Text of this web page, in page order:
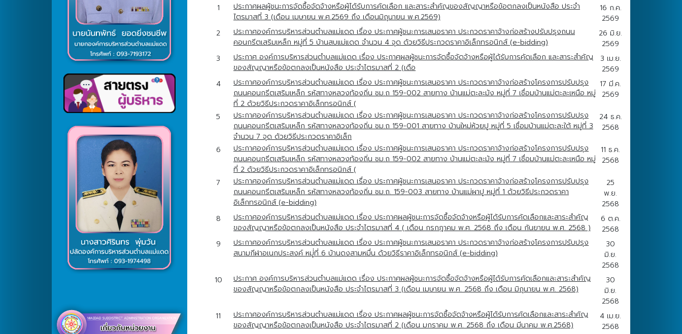
1
ประกาศผลผู้ชนะการจัดซื้อจัดจ้างหรือผู้ได้รับการคัดเลือก และสาระสำคัญของสัญญาหรือข้อตกลงเป็นหนังสือ ประจำ
ไตรมาสที่ 3 (เดือน เมษายน พ.ศ.2569 ถึง เดือนมิถุนายน พ.ศ.2569)
16 ก.ค.
2569
2
ประกาศองค์การบริหารส่วนตำบลแม่แดด เรื่อง ประกาศผู้ชนะการเสนอราคา ประกวดราคาจ้างก่อสร้างปรับปรุงถนน
คอนกรีตเสริมเหล็ก หมู่ที่ 5 บ้านสบแม่แดด จำนวน 4 จุด ด้วยวิธีประกวดราคาอิเล็กทรอนิกส์ (e-bidding)
26 มิ.ย.
2569
3
ประกาศ องค์การบริหารส่วนตำบลแม่แดด เรื่อง ประกาศผลผู้ชนะการจัดซื้อจัดจ้างหรือผู้ได้รับการคัดเลือก และสาระสำคัญ
ของสัญญาหรือข้อตกลงเป็นหนังสือ ประจำไตรมาสที่ 2 (เดือ
3 เม.ย.
2569
4
ประกาศองค์การบริหารส่วนตำบลแม่แดด เรื่อง ประกาศผู้ชนะการเสนอราคา ประกวดราคาจ้างก่อสร้างโครงการปรับปรุง
ถนนคอนกรีตเสริมเหล็ก รหัสทางหลวงท้องถิ่น ชม.ถ 159-002 สายทาง บ้านแม่ตะละม้ง หมู่ที่ 7 เชื่อมบ้านแม่ตะละเหนือ หมู่
ที่ 2 ด้วยวิธีประกวดราคาอิเล็กทรอนิกส์ (
17 มี.ค.
2569
5
ประกาศองค์การบริหารส่วนตำบลแม่แดด เรื่อง ประกาศผู้ชนะการเสนอราคา ประกวดราคาจ้างก่อสร้างโครงการปรับปรุง
ถนนคอนกรีตเสริมเหล็ก รหัสทางหลวงท้องถิ่น ชม.ถ 159-001 สายทาง บ้านใหม่ห้วยปู หมู่ที่ 5 เชื่อมบ้านแม่ตะละใต้ หมู่ที่ 3
จำนวน 7 จุด ด้วยวิธีประกวดราคาอิเล็ก
24 ธ.ค.
2568
6
ประกาศองค์การบริหารส่วนตำบลแม่แดด เรื่อง ประกาศผู้ชนะการเสนอราคา ประกวดราคาจ้างก่อสร้างโครงการปรับปรุง
ถนนคอนกรีตเสริมเหล็ก รหัสทางหลวงท้องถิ่น ชม.ถ 159-002 สายทาง บ้านแม่ตะละม้ง หมู่ที่ 7 เชื่อมบ้านแม่ตะละเหนือ หมู่
ที่ 2 ด้วยวิธีประกวดราคาอิเล็กทรอนิกส์ (
11 ธ.ค.
2568
7
ประกาศองค์การบริหารส่วนตำบลแม่แดด เรื่อง ประกาศผู้ชนะการเสนอราคา ประกวดราคาจ้างก่อสร้างโครงการปรับปรุง
ถนนคอนกรีตเสริมเหล็ก รหัสทางหลวงท้องถิ่น ชม.ถ. 159-003 สายทาง บ้านแม่ผาปู หมู่ที่ 1 ด้วยวิธีประกวดราคา
อิเล็กทรอนิกส์ (e-bidding)
25
พ.ย.
2568
8
ประกาศองค์การบริหารส่วนตำบลแม่แดด เรื่อง ประกาศผลผู้ชนะการจัดซื้อจัดจ้างหรือผู้ได้รับการคัดเลือกและสาระสำคัญ
ของสัญญาหรือข้อตกลงเป็นหนังสือ ประจำไตรมาสที่ 4 ( เดือน กรกฎาคม พ.ศ. 2568 ถึง เดือน กันยายน พ.ศ. 2568 )
6 ต.ค.
2568
9
ประกาศองค์การบริหารส่วนตำบลแม่แดด เรื่อง ประกาศผู้ชนะการเสนอราคา ประกวดราคาจ้างก่อสร้างโครงการปรับปรุง
สนามกีฬาอเนกประสงค์ หมู่่ที่ 6 บ้านดงสามหมื่น ด้วยวิธีราคาอิเล็กทรอนิกส์ (e-bidding)
30
มิ.ย.
2568
10
ประกาศ องค์การบริหารส่วนตำบลแม่แดด เรื่อง ประกาศผลผู้ชนะการจัดซื้อจัดจ้างหรือผู้ได้รับการคัดเลือกและสาระสำคัญ
ของสัญญาหรือข้อตกลงเป็นหนังสือ ประจำไตรมาสที่ 3 (เดือน เมษายน พ.ศ. 2568 ถึง เดือน มิถุนายน พ.ศ. 2568)
30
มิ.ย.
2568
11
ประกาศองค์การบริหารส่วนตำบลแม่แดด เรื่อง ประกาศผลผู้ชนะการจัดซื้อจัดจ้างหรือผู้ได้รับการคัดเลือกและสาระสำคัญ
ของสัญญาหรือข้อตกลงเป็นหนังสือ ประจำไตรมาสที่ 2 (เดือน มกราคม พ.ศ. 2568 ถึง เดือน มีนาคม พ.ศ.2568)
4 เม.ย.
2568